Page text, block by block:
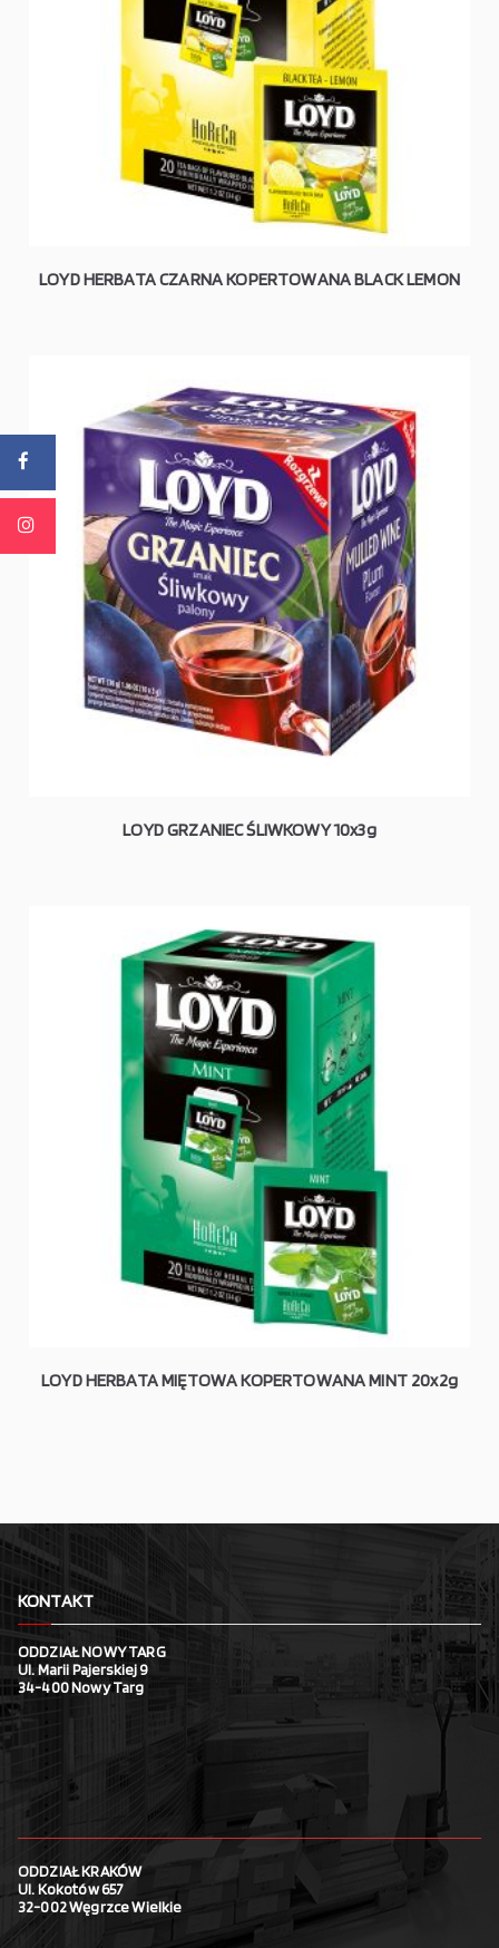
LOYD HERBATA CZARNA KOPERTOWANA BLACK LEMON
LOYD GRZANIEC ŚLIWKOWY 10x3g
LOYD HERBATA MIĘTOWA KOPERTOWANA MINT 20x2g
KONTAKT
ODDZIAŁ NOWY TARG
Ul. Marii Pajerskiej 9
34-400 Nowy Targ
ODDZIAŁ KRAKÓW
Ul. Kokotów 657
32-002 Węgrzce Wielkie